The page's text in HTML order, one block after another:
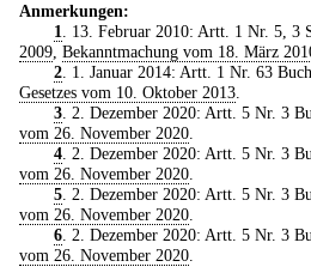
Anmerkungen:
1
. 13. Februar 2010: Artt. 1 Nr. 5, 3
2009 Bekanntmachung vom 18. März
2. 1. Januar 2014: Artt. 1 Nr. 63
Gesetzes vom 10. Oktober 2013
3. 2. Dezember 2020: Artt. 5 Nr. 3
vom 26. November 2020
4. 2. Dezember 2020: Artt. 5 Nr. 3
vom 26. November 2020
5. 2. Dezember 2020: Artt. 5 Nr. 3
vom 26. November 2020
6. 2. Dezember 2020: Artt. 5 Nr. 3
vom 26. November 2020